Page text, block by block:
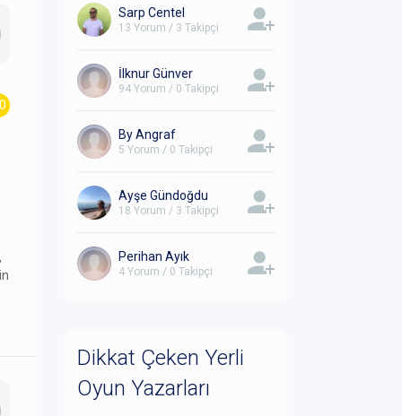
Sarp Centel
13 Yorum / 3 Takipçi
İlknur Günver
94 Yorum / 0 Takipçi
By Angraf
5 Yorum / 0 Takipçi
Ayşe Gündoğdu
18 Yorum / 3 Takipçi
Perihan Ayık
4 Yorum / 0 Takipçi
Dikkat Çeken Yerli
Oyun Yazarları